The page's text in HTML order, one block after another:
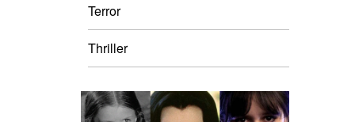
Terror
Thriller